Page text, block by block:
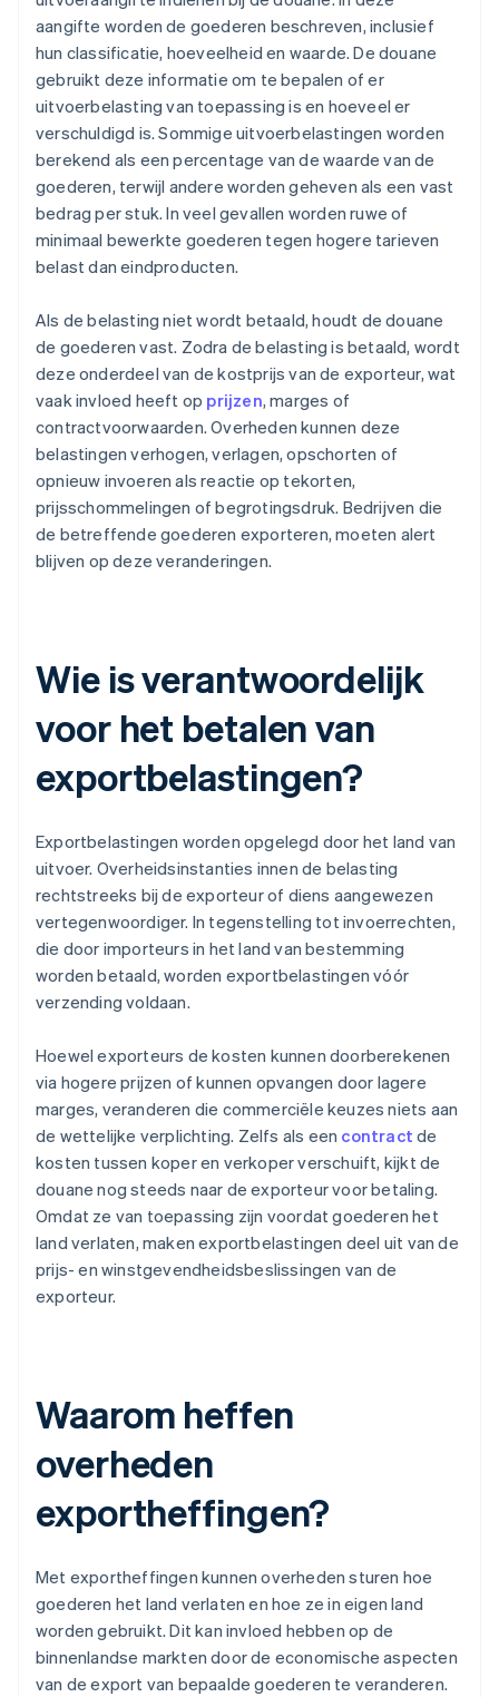
aangifte worden de goederen beschreven, inclusief
hun classificatie, hoeveelheid en waarde. De douane
gebruikt deze informatie om te bepalen of er
uitvoerbelasting van toepassing is en hoeveel er
verschuldigd is. Sommige uitvoerbelastingen worden
berekend als een percentage van de waarde van de
goederen, terwijl andere worden geheven als een vast
bedrag per stuk. In veel gevallen worden ruwe of
minimaal bewerkte goederen tegen hogere tarieven
belast dan eindproducten.
Als de belasting niet wordt betaald, houdt de douane
de goederen vast. Zodra de belasting is betaald, wordt
deze onderdeel van de kostprijs van de exporteur, wat
vaak invloed heeft op prijzen, marges of
contractvoorwaarden. Overheden kunnen deze
belastingen verhogen, verlagen, opschorten of
opnieuw invoeren als reactie op tekorten,
prijsschommelingen of begrotingsdruk. Bedrijven die
de betreffende goederen exporteren, moeten alert
blijven op deze veranderingen.
Wie is verantwoordelijk
voor het betalen van
exportbelastingen?
Exportbelastingen worden opgelegd door het land van
uitvoer. Overheidsinstanties innen de belasting
rechtstreeks bij de exporteur of diens aangewezen
vertegenwoordiger. In tegenstelling tot invoerrechten,
die door importeurs in het land van bestemming
worden betaald, worden exportbelastingen vóór
verzending voldaan.
Hoewel exporteurs de kosten kunnen doorberekenen
via hogere prijzen of kunnen opvangen door lagere
marges, veranderen die commerciële keuzes niets aan
de wettelijke verplichting. Zelfs als een contract de
kosten tussen koper en verkoper verschuift, kijkt de
douane nog steeds naar de exporteur voor betaling.
Omdat ze van toepassing zijn voordat goederen het
land verlaten, maken exportbelastingen deel uit van de
prijs- en winstgevendheidsbeslissingen van de
exporteur.
Waarom heffen
overheden
exportheffingen?
Met exportheffingen kunnen overheden sturen hoe
goederen het land verlaten en hoe ze in eigen land
worden gebruikt. Dit kan invloed hebben op de
binnenlandse markten door de economische aspecten
van de export van bepaalde goederen te veranderen.